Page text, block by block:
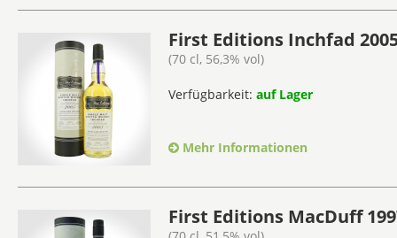
First Editions Inchfad
(70 cl, 56,3% vol)
Verfügbarkeit: auf Lager
Mehr Informationen
First Editions MacDuff